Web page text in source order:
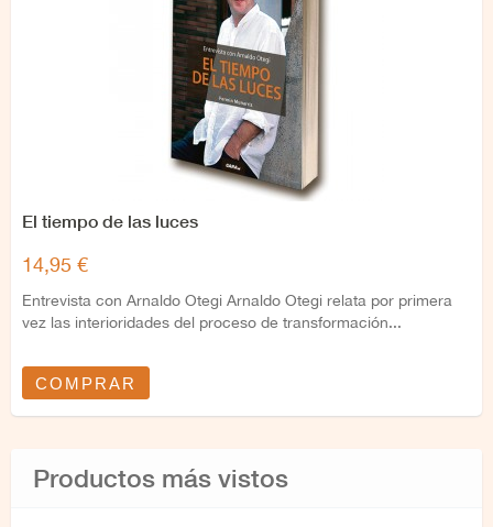
El tiempo de las luces
14,95 €
Entrevista con Arnaldo Otegi Arnaldo Otegi relata por primera
vez las interioridades del proceso de transformación...
COMPRAR
Productos más vistos